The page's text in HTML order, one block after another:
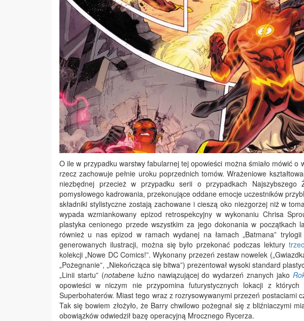
O ile w przypadku warstwy fabularnej tej opowieści można śmiało mówić
rzecz zachowuje pełnie uroku poprzednich tomów. Wrażeniowe
niezbędnej przecież w przypadku serii o przypadkach Najszybszego
pomysłowego kadrowania, przekonujące oddane emocje uczestników
składniki stylistyczne zostają zachowane i cieszą oko niezgorzej niż w
wypada wzmiankowany epizod retrospekcyjny w wykonaniu Chrisa
plastyka cenionego przede wszystkim za jego dokonania w początkach
również u nas epizod w ramach wydanej na łamach „Batmana”
generowanych ilustracji, można się było przekonać podczas lektury
kolekcji „Nowe DC Comics!”. Wykonany przezeń zestaw nowelek
„Pożegnanie”, „Niekończąca się bitwa”) prezentował wysoki standard
„Linii startu” (notabeneluźno nawiązującej do wydarzeń znanych jako
opowieści w niczym nie przypomina futurystycznych lokacji z których
Superbohaterów. Miast tego wraz z rozrysowywanymi przezeń postaciami
Tak się bowiem złożyło, że Barry chwilowo pożegnał się z bliźniaczymi
obowiązków odwiedził bazę operacyjną Mrocznego Rycerza.